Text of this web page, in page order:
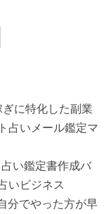
に特化した副業
占いメール鑑定マ
い鑑定書作成バ
いビジネス
分でやった方が早